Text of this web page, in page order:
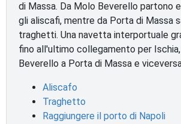
di Massa. Da Molo Beverello partono
gli aliscafi, mentre da Porta di Massa
traghetti. Una navetta interportuale
fino all'ultimo collegamento per
Beverello a Porta di Massa e
Aliscafo
Traghetto
Raggiungere il porto di Napoli